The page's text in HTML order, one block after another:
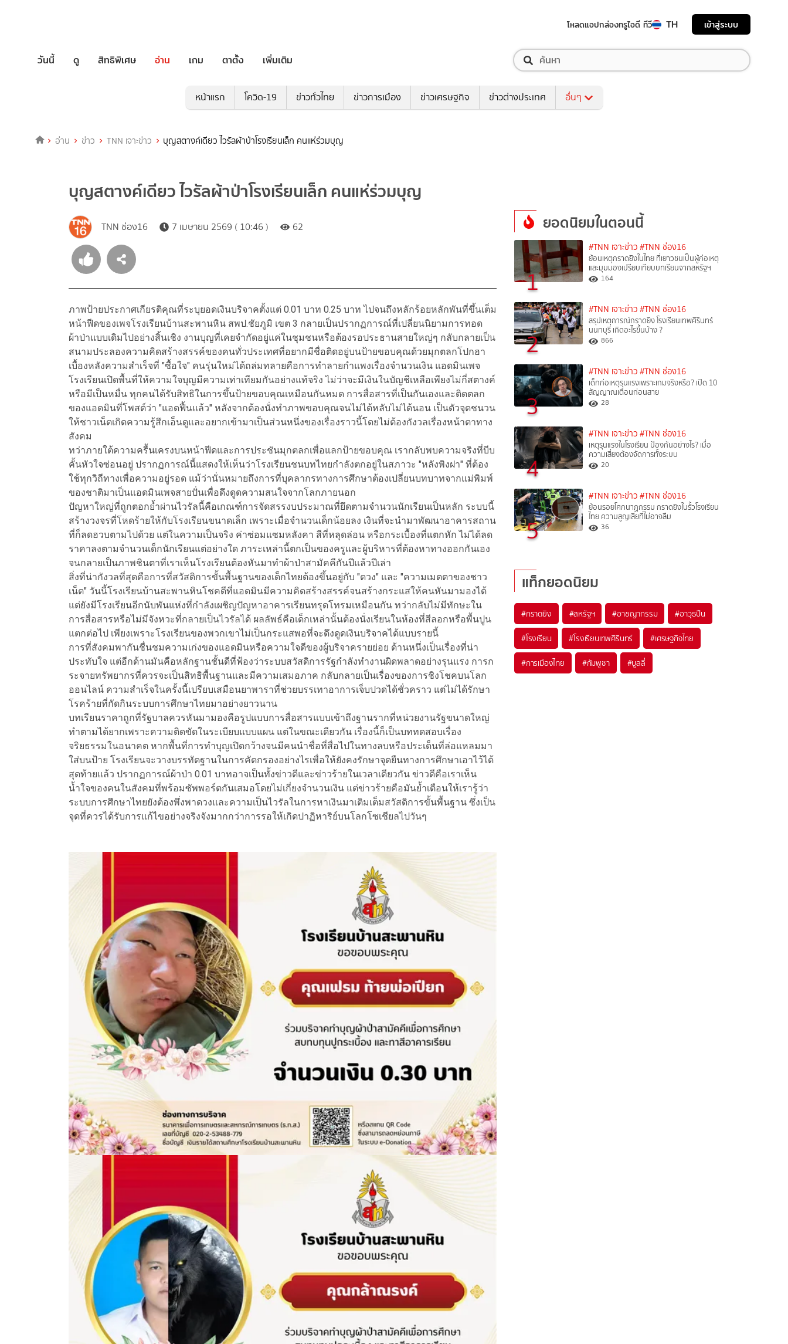
โหลดแอปกล่องทรูไอดี ทีวี TH เข้าสู่ระบบ
วันนี้ ดู สิทธิพิเศษ อ่าน เกม ตาตั้ง เพิ่มเติม
หน้าแรก โควิด-19 ข่าวทั่วไทย ข่าวการเมือง ข่าวเศรษฐกิจ ข่าวต่างประเทศ อื่นๆ
อ่าน ข่าว TNN เจาะข่าว บุญสตางค์เดียว ไวรัลผ้าป่าโรงเรียนเล็ก คนแห่ร่วมบุญ
บุญสตางค์เดียว ไวรัลผ้าป่าโรงเรียนเล็ก คนแห่ร่วมบุญ
TNN ช่อง16 7 เมษายน 2569 ( 10:46 ) 62
ภาพป้ายประกาศเกียรติคุณที่ระบุยอดเงินบริจาคตั้งแต่ 0.01 บาท 0.25 บาท ไปจนถึงหลักร้อยหลักพันที่ขึ้นเต็ม
หน้าฟีดของเพจโรงเรียนบ้านสะพานหิน สพป.ชัยภูมิ เขต 3 กลายเป็นปรากฏการณ์ที่เปลี่ยนนิยามการทอด
ผ้าป่าแบบเดิมไปอย่างสิ้นเชิง งานบุญที่เคยจำกัดอยู่แค่ในชุมชนหรือต้องรอประธานสายใหญ่ๆ กลับกลายเป็น
สนามประลองความคิดสร้างสรรค์ของคนทั่วประเทศที่อยากมีชื่อติดอยู่บนป้ายขอบคุณด้วยมุกตลกโปกฮา
เบื้องหลังความสำเร็จที่ "ซื้อใจ" คนรุ่นใหม่ได้ถล่มทลายคือการทำลายกำแพงเรื่องจำนวนเงิน แอดมินเพจ
โรงเรียนเปิดพื้นที่ให้ความใจบุญมีความเท่าเทียมกันอย่างแท้จริง ไม่ว่าจะมีเงินในบัญชีเหลือเพียงไม่กี่สตางค์
หรือมีเป็นหมื่น ทุกคนได้รับสิทธิในการขึ้นป้ายขอบคุณเหมือนกันหมด การสื่อสารที่เป็นกันเองและติดตลก
ของแอดมินที่โพสต์ว่า "แอดฟื้นแล้ว" หลังจากต้องนั่งทำภาพขอบคุณจนไม่ได้หลับไม่ได้นอน เป็นตัวจุดชนวน
ให้ชาวเน็ตเกิดความรู้สึกเอ็นดูและอยากเข้ามาเป็นส่วนหนึ่งของเรื่องราวนี้โดยไม่ต้องกังวลเรื่องหน้าตาทาง
สังคม
ทว่าภายใต้ความครื้นเครงบนหน้าฟีดและการประชันมุกตลกเพื่อแลกป้ายขอบคุณ เรากลับพบความจริงที่บีบ
คั้นหัวใจซ่อนอยู่ ปรากฏการณ์นี้แสดงให้เห็นว่าโรงเรียนชนบทไทยกำลังตกอยู่ในสภาวะ "หลังพิงฝา" ที่ต้อง
ใช้ทุกวิถีทางเพื่อความอยู่รอด แม้ว่านั่นหมายถึงการที่บุคลากรทางการศึกษาต้องเปลี่ยนบทบาทจากแม่พิมพ์
ของชาติมาเป็นแอดมินเพจสายปั่นเพื่อดึงดูดความสนใจจากโลกภายนอก
ปัญหาใหญ่ที่ถูกตอกย้ำผ่านไวรัลนี้คือเกณฑ์การจัดสรรงบประมาณที่ยึดตามจำนวนนักเรียนเป็นหลัก ระบบนี้
สร้างวงจรที่โหดร้ายให้กับโรงเรียนขนาดเล็ก เพราะเมื่อจำนวนเด็กน้อยลง เงินที่จะนำมาพัฒนาอาคารสถาน
ที่ก็ลดฮวบตามไปด้วย แต่ในความเป็นจริง ค่าซ่อมแซมหลังคา สีที่หลุดล่อน หรือกระเบื้องที่แตกหัก ไม่ได้ลด
ราคาลงตามจำนวนเด็กนักเรียนแต่อย่างใด ภาระเหล่านี้ตกเป็นของครูและผู้บริหารที่ต้องหาทางออกกันเอง
จนกลายเป็นภาพชินตาที่เราเห็นโรงเรียนต้องหันมาทำผ้าป่าสามัคคีกันปีแล้วปีเล่า
สิ่งที่น่ากังวลที่สุดคือการที่สวัสดิการขั้นพื้นฐานของเด็กไทยต้องขึ้นอยู่กับ "ดวง" และ "ความเมตตาของชาว
เน็ต" วันนี้โรงเรียนบ้านสะพานหินโชคดีที่แอดมินมีความคิดสร้างสรรค์จนสร้างกระแสให้คนหันมามองได้
แต่ยังมีโรงเรียนอีกนับพันแห่งที่กำลังเผชิญปัญหาอาคารเรียนทรุดโทรมเหมือนกัน ทว่ากลับไม่มีทักษะใน
การสื่อสารหรือไม่มีจังหวะที่กลายเป็นไวรัลได้ ผลลัพธ์คือเด็กเหล่านั้นต้องนั่งเรียนในห้องที่สีลอกหรือพื้นปูน
แตกต่อไป เพียงเพราะโรงเรียนของพวกเขาไม่เป็นกระแสพอที่จะดึงดูดเงินบริจาคได้แบบรายนี้
การที่สังคมพากันชื่นชมความเก่งของแอดมินหรือความใจดีของผู้บริจาครายย่อย ด้านหนึ่งเป็นเรื่องที่น่า
ประทับใจ แต่อีกด้านมันคือหลักฐานชั้นดีที่ฟ้องว่าระบบสวัสดิการรัฐกำลังทำงานผิดพลาดอย่างรุนแรง การก
ระจายทรัพยากรที่ควรจะเป็นสิทธิพื้นฐานและมีความเสมอภาค กลับกลายเป็นเรื่องของการชิงโชคบนโลก
ออนไลน์ ความสำเร็จในครั้งนี้เปรียบเสมือนยาพาราที่ช่วยบรรเทาอาการเจ็บปวดได้ชั่วคราว แต่ไม่ได้รักษา
โรคร้ายที่กัดกินระบบการศึกษาไทยมาอย่างยาวนาน
บทเรียนราคาถูกที่รัฐบาลควรหันมามองคือรูปแบบการสื่อสารแบบเข้าถึงฐานรากที่หน่วยงานรัฐขนาดใหญ่
ทำตามได้ยากเพราะความติดขัดในระเบียบแบบแผน แต่ในขณะเดียวกัน เรื่องนี้ก็เป็นบททดสอบเรื่อง
จริยธรรมในอนาคต หากพื้นที่การทำบุญเปิดกว้างจนมีคนนำชื่อที่สื่อไปในทางลบหรือประเด็นที่ล่อแหลมมา
ใส่บนป้าย โรงเรียนจะวางบรรทัดฐานในการคัดกรองอย่างไรเพื่อให้ยังคงรักษาจุดยืนทางการศึกษาเอาไว้ได้
สุดท้ายแล้ว ปรากฏการณ์ผ้าป่า 0.01 บาทอาจเป็นทั้งข่าวดีและข่าวร้ายในเวลาเดียวกัน ข่าวดีคือเราเห็น
น้ำใจของคนในสังคมที่พร้อมซัพพอร์ตกันเสมอโดยไม่เกี่ยงจำนวนเงิน แต่ข่าวร้ายคือมันย้ำเตือนให้เรารู้ว่า
ระบบการศึกษาไทยยังต้องพึ่งพาดวงและความเป็นไวรัลในการหาเงินมาเติมเต็มสวัสดิการขั้นพื้นฐาน ซึ่งเป็น
จุดที่ควรได้รับการแก้ไขอย่างจริงจังมากกว่าการรอให้เกิดปาฏิหาริย์บนโลกโซเชียลไปวันๆ
ยอดนิยมในตอนนี้
1
#TNN เจาะข่าว #TNN ช่อง16
ย้อนเหตุกราดยิงในไทย ที่เยาวชนเป็นผู้ก่อเหตุ
และมุมมองเปรียบเทียบบทเรียนจากสหรัฐฯ
164
2
#TNN เจาะข่าว #TNN ช่อง16
สรุปเหตุการณ์กราดยิง โรงเรียนเทพศิรินทร์
นนทบุรี เกิดอะไรขึ้นบ้าง ?
866
3
#TNN เจาะข่าว #TNN ช่อง16
เด็กก่อเหตุรุนแรงเพราะเกมจริงหรือ? เปิด 10
สัญญาณเตือนก่อนสาย
28
4
#TNN เจาะข่าว #TNN ช่อง16
เหตุรุนแรงในโรงเรียน ป้องกันอย่างไร? เมื่อ
ความเสี่ยงต้องจัดการทั้งระบบ
20
5
#TNN เจาะข่าว #TNN ช่อง16
ย้อนรอยโศกนาฏกรรม กราดยิงในรั้วโรงเรียน
ไทย ความสูญเสียที่ไม่อาจลืม
36
แท็กยอดนิยม
#กราดยิง #สหรัฐฯ #อาชญากรรม #อาวุธปืน
#โรงเรียน #โรงเรียนเทพศิรินทร์ #เศรษฐกิจไทย
#การเมืองไทย #กัมพูชา #บูลลี่